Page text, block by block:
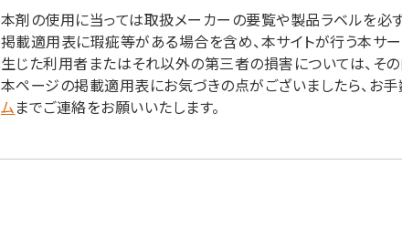
本剤の使用に当っては取扱メーカーの要覧や製品ラベルを必ず
掲載適用表に瑕疵等がある場合を含め、本サイトが行う本サ
生じた利用者またはそれ以外の第三者の損害については、そ
本ページの掲載適用表にお気づきの点がございましたら、お手
ムまでご連絡をお願いいたします。